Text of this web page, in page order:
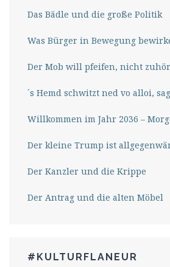
Das Bädle und die große Politik
Was Bürger in Bewegung
Der Mob will pfeifen, nicht
´s Hemd schwitzt ned vo alloi,
Willkommen im Jahr 2036 –
Der kleine Trump ist
Der Kanzler und die Krippe
Der Antrag und die alten Möbel
#KULTURFLANEUR